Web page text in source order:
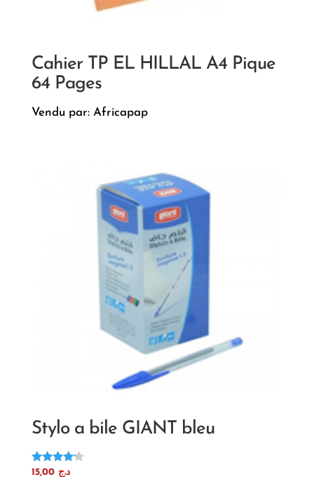
Cahier TP EL HILLAL A4 Pique
64 Pages
Vendu par: Africapap
Stylo a bile GIANT bleu
Note
د.ج 15,00